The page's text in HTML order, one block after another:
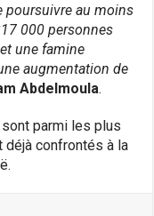
poursuivre au moins
000 personnes
une famine
augmentation de
Abdelmoula.
parmi les plus
déjà confrontés à la